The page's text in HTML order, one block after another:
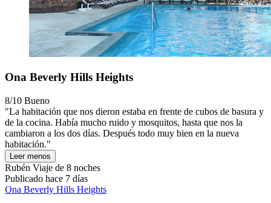
Ona Beverly Hills Heights
8/10 Bueno
"La habitación que nos dieron estaba en frente de cubos de basura y
de la cocina. Había mucho ruido y mosquitos, hasta que nos la
cambiaron a los dos días. Después todo muy bien en la nueva
habitación."
Leer menos
Rubén Viaje de 8 noches
Publicado hace 7 días
Ona Beverly Hills Heights